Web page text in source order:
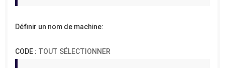
Définir un nom de machine:
CODE : TOUT SÉLECTIONNER